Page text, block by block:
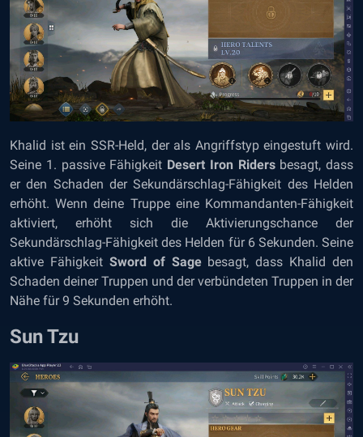
Khalid ist ein SSR-Held, der als Angriffstyp eingestuft wird.
Seine 1. passive Fähigkeit Desert Iron Ridersbesagt, dass
er den Schaden der Sekundärschlag-Fähigkeit des Helden
erhöht. Wenn deine Truppe eine Kommandanten-Fähigkeit
aktiviert, erhöht sich die Aktivierungschance der
Sekundärschlag-Fähigkeit des Helden für 6 Sekunden. Seine
aktive Fähigkeit Sword of Sagebesagt, dass Khalid den
Schaden deiner Truppen und der verbündeten Truppen in der
Nähe für 9 Sekunden erhöht.
Sun Tzu